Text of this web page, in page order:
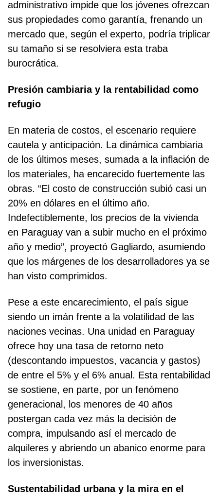
administrativo impide que los jóvenes ofrezcan
sus propiedades como garantía, frenando un
mercado que, según el experto, podría triplicar
su tamaño si se resolviera esta traba
burocrática.
Presión cambiaria y la rentabilidad como
refugio
En materia de costos, el escenario requiere
cautela y anticipación. La dinámica cambiaria
de los últimos meses, sumada a la inflación de
los materiales, ha encarecido fuertemente las
obras. “El costo de construcción subió casi un
20% en dólares en el último año.
Indefectiblemente, los precios de la vivienda
en Paraguay van a subir mucho en el próximo
año y medio”, proyectó Gagliardo, asumiendo
que los márgenes de los desarrolladores ya se
han visto comprimidos.
Pese a este encarecimiento, el país sigue
siendo un imán frente a la volatilidad de las
naciones vecinas. Una unidad en Paraguay
ofrece hoy una tasa de retorno neto
(descontando impuestos, vacancia y gastos)
de entre el 5% y el 6% anual. Esta rentabilidad
se sostiene, en parte, por un fenómeno
generacional, los menores de 40 años
postergan cada vez más la decisión de
compra, impulsando así el mercado de
alquileres y abriendo un abanico enorme para
los inversionistas.
Sustentabilidad urbana y la mira en el